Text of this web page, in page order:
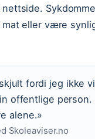
mat eller være
fordi jeg ikke
offentlige person.
alene.»
Skoleaviser.no